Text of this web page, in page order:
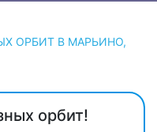
ОРБИТ В МАРЬИНО,
орбит!